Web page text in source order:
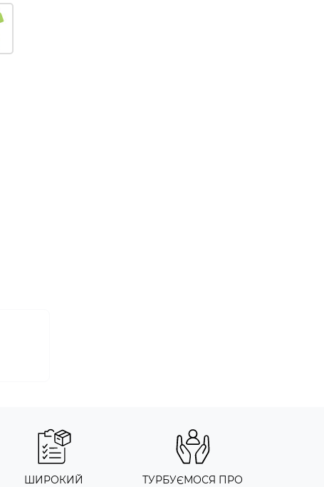
ШИРОКИЙ
ТУРБУЄМОСЯ ПРО